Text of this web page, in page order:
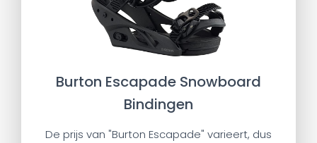
Burton Escapade Snowboard
Bindingen
De prijs van "Burton Escapade" varieert, dus